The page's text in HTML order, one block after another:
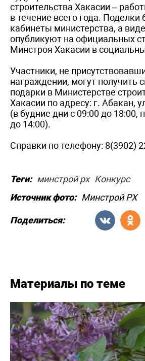
строительства Хакасии –
в течение всего года. Поделки
кабинеты министерства, а
опубликуют на официальных
Минстроя Хакасии в
Участники, не
награждении, могут получить
подарки в Министерстве
Хакасии по адресу: г. Абакан,
(в будние дни с 09:00 до 18:00,
до 14:00).
Справки по телефону: 8(3902)
Теги: минстрой рх Конкурс
Источник фото: Минстрой РХ
Поделиться:
Материалы по теме